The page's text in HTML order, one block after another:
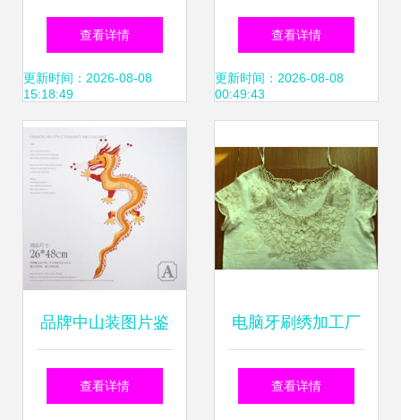
推荐 电脑绣花工艺
的优势与服务
查看详情
更新时间：2026-08-08
15:18:49
术 从贸易到电脑绣
花的华丽蜕变
查看详情
更新时间：2026-08-08
00:49:43
品牌中山装图片鉴
赏 电脑绣花工艺的
查看详情
电脑牙刷绣加工厂
推荐 以诚信为本，
查看详情